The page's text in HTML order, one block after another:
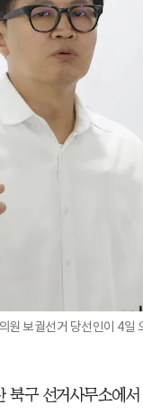
원 보궐선거 당선인이 4일
북구 선거사무소에